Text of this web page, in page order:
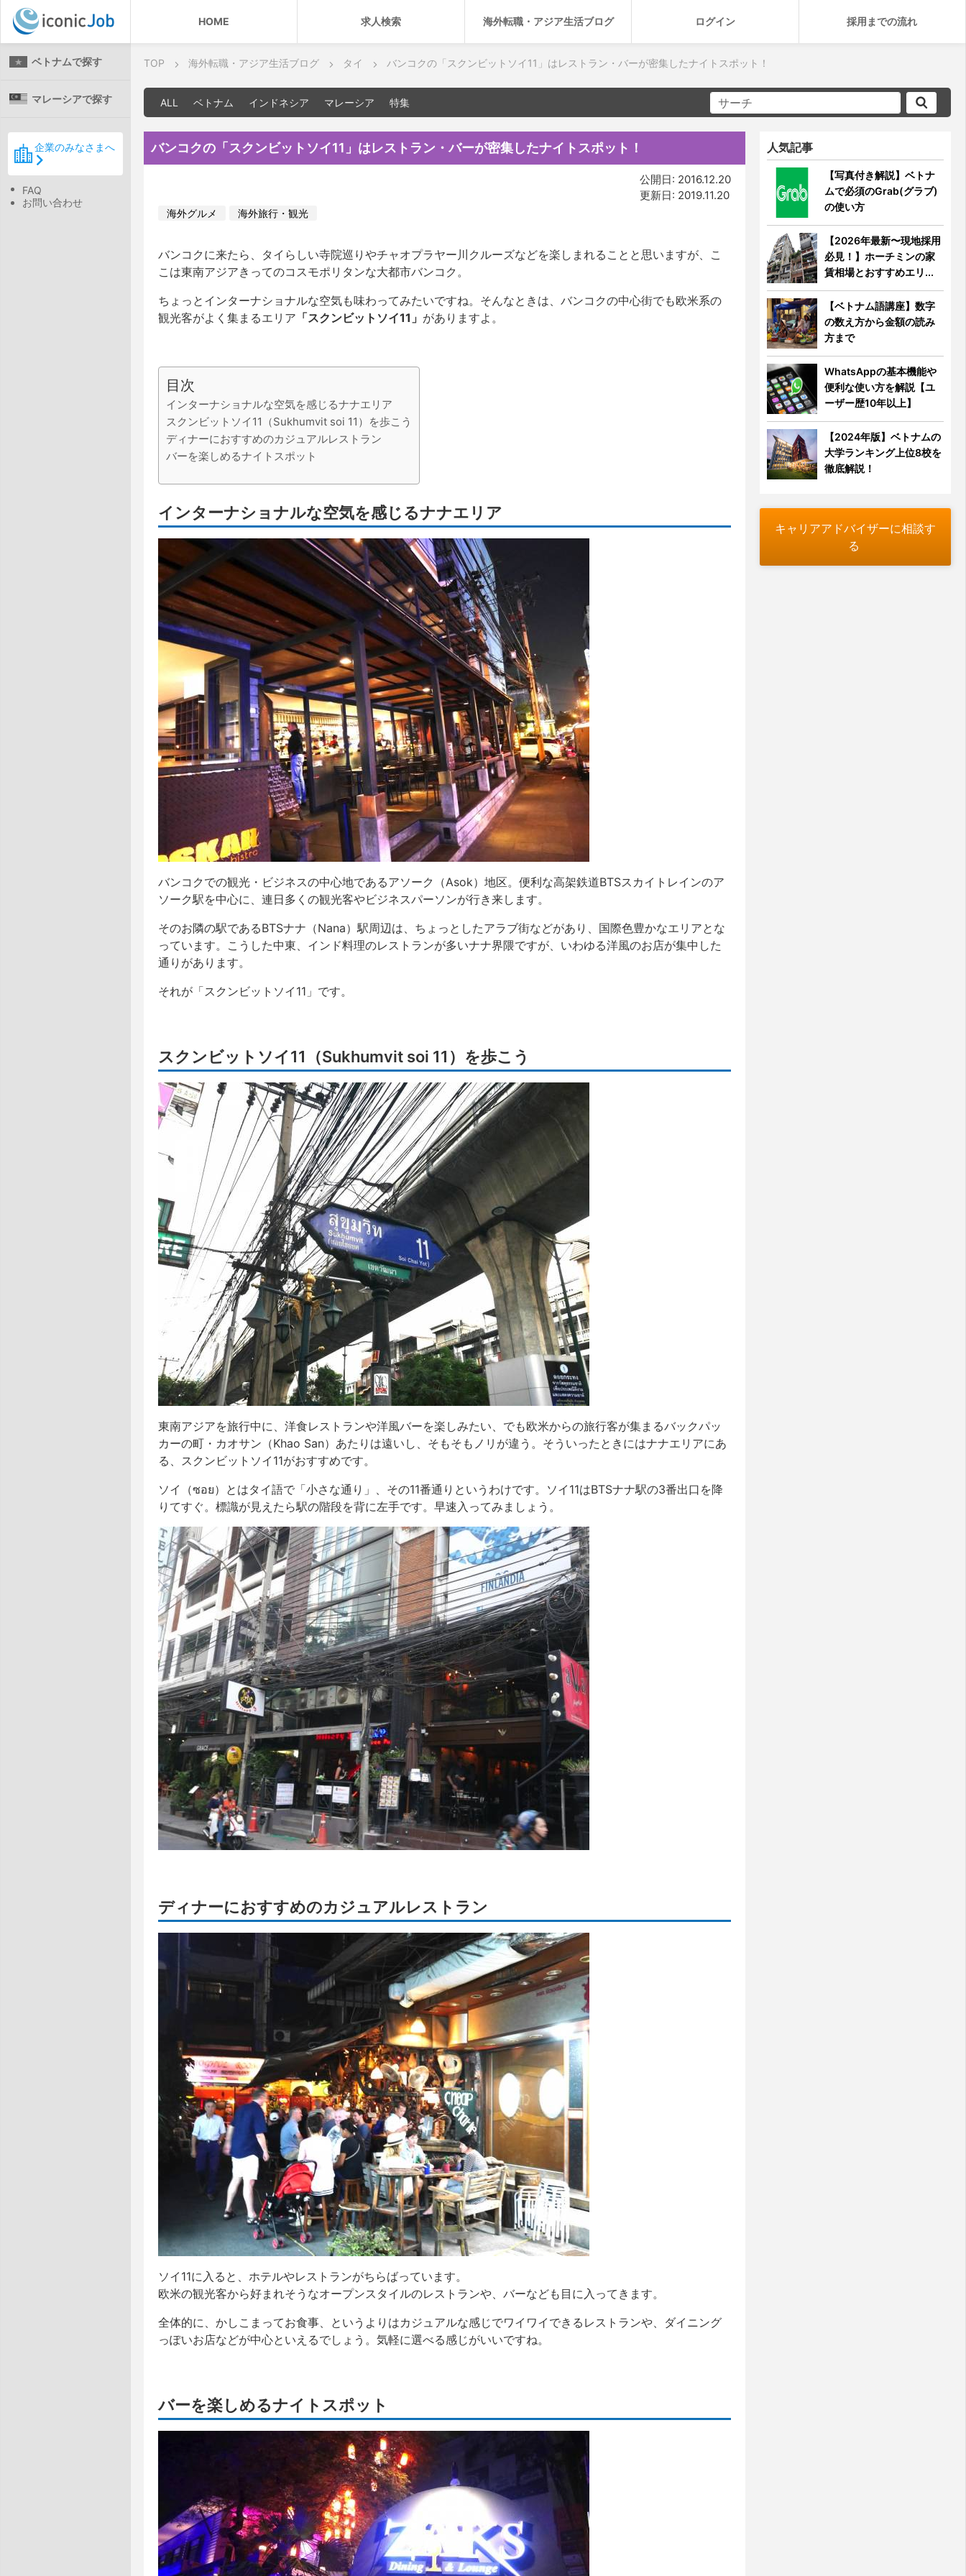
HOME 求人検索 海外転職・アジア生活ブログ ログイン 採用までの流れ
ベトナムで探す
マレーシアで探す
企業のみなさまへ
FAQ
お問い合わせ
TOP 海外転職・アジア生活ブログ タイ バンコクの「スクンビットソイ11」はレストラン・バーが密集したナイトスポット！
ALL ベトナム インドネシア マレーシア 特集
バンコクの「スクンビットソイ11」はレストラン・バーが密集したナイトスポット！
公開日: 2016.12.20
更新日: 2019.11.20
海外グルメ 海外旅行・観光
バンコクに来たら、タイらしい寺院巡りやチャオプラヤー川クルーズなどを楽しまれることと思いますが、こ
こは東南アジアきってのコスモポリタンな大都市バンコク。
ちょっとインターナショナルな空気も味わってみたいですね。そんなときは、バンコクの中心街でも欧米系の
観光客がよく集まるエリア 「スクンビットソイ11」 がありますよ。
目次
インターナショナルな空気を感じるナナエリア
スクンビットソイ11（Sukhumvit soi 11）を歩こう
ディナーにおすすめのカジュアルレストラン
バーを楽しめるナイトスポット
インターナショナルな空気を感じるナナエリア
バンコクでの観光・ビジネスの中心地であるアソーク（Asok）地区。便利な高架鉄道BTSスカイトレインのア
ソーク駅を中心に、連日多くの観光客やビジネスパーソンが行き来します。
そのお隣の駅であるBTSナナ（Nana）駅周辺は、ちょっとしたアラブ街などがあり、国際色豊かなエリアとな
っています。こうした中東、インド料理のレストランが多いナナ界隈ですが、いわゆる洋風のお店が集中した
通りがあります。
それが「スクンビットソイ11」です。
スクンビットソイ11（Sukhumvit soi 11）を歩こう
東南アジアを旅行中に、洋食レストランや洋風バーを楽しみたい、でも欧米からの旅行客が集まるバックパッ
カーの町・カオサン（Khao San）あたりは遠いし、そもそもノリが違う。そういったときにはナナエリアにあ
る、スクンビットソイ11がおすすめです。
ソイ（ซอย）とはタイ語で「小さな通り」、その11番通りというわけです。ソイ11はBTSナナ駅の3番出口を降
りてすぐ。標識が見えたら駅の階段を背に左手です。早速入ってみましょう。
ディナーにおすすめのカジュアルレストラン
ソイ11に入ると、ホテルやレストランがちらばっています。
欧米の観光客から好まれそうなオープンスタイルのレストランや、バーなども目に入ってきます。
全体的に、かしこまってお食事、というよりはカジュアルな感じでワイワイできるレストランや、ダイニング
っぽいお店などが中心といえるでしょう。気軽に選べる感じがいいですね。
バーを楽しめるナイトスポット
人気記事
【写真付き解説】ベトナ
ムで必須のGrab(グラブ)
の使い方
【2026年最新〜現地採用
必見！】ホーチミンの家
賃相場とおすすめエリ...
【ベトナム語講座】数字
の数え方から金額の読み
方まで
WhatsAppの基本機能や
便利な使い方を解説【ユ
ーザー歴10年以上】
【2024年版】ベトナムの
大学ランキング上位8校を
徹底解説！
キャリアアドバイザーに相談す
る